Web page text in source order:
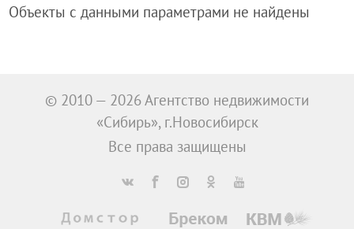
Тогучин
Баганский р-н
Барабинский р-н
Болотнинский р-н
Венгеровский р-н
Доволенский р-н
Объекты с данными параметрами не найдены
© 2010 — 2026 Агентство недвижимости
«Сибирь», г.Новосибирск
Все права защищены